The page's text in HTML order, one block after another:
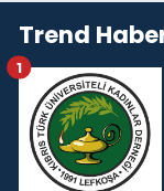
Trend
1